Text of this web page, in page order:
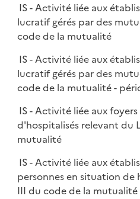
IS - Activité liée aux
lucratif gérés par des
code de la mutualité
IS - Activité liée aux
lucratif gérés par des
code de la mutualité -
IS - Activité liée aux
d'hospitalisés relevant du
mutualité
IS - Activité liée aux
personnes en situation
III du code de la mutualité